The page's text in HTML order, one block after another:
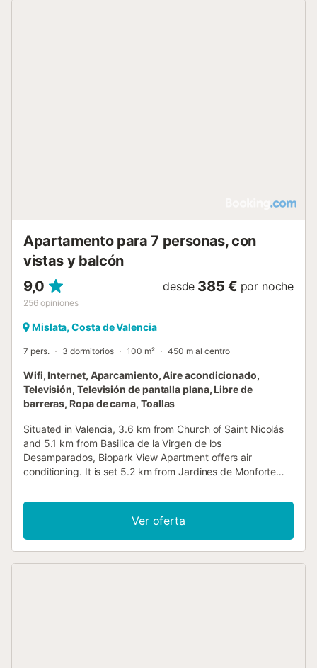
Apartamento para 7 personas, con
vistas y balcón
9,0
256 opiniones
desde 385 € por noche
Mislata, Costa de Valencia
7 pers. 3 dormitorios 100 m² 450 m al centro
Wifi, Internet, Aparcamiento, Aire acondicionado,
Televisión, Televisión de pantalla plana, Libre de
barreras, Ropa de cama, Toallas
Situated in Valencia, 3.6 km from Church of Saint Nicolás
and 5.1 km from Basilica de la Virgen de los
Desamparados, Biopark View Apartment offers air
conditioning. It is set 5.2 km from Jardines de Monforte
Ver oferta